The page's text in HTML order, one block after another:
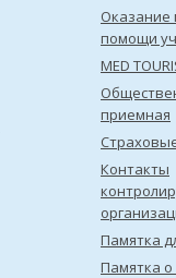
Оказание
помощи
MED
приемная
Контакты
Памятка
Памятка о